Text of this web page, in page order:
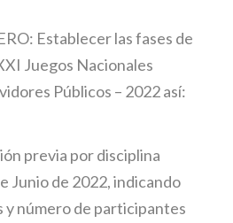
Establecer las fases de
Juegos Nacionales
Públicos – 2022 así:
previa por disciplina
Junio de 2022, indicando
y número de participantes